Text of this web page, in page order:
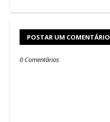
POSTAR UM COMENTÁRIO
0 Comentários